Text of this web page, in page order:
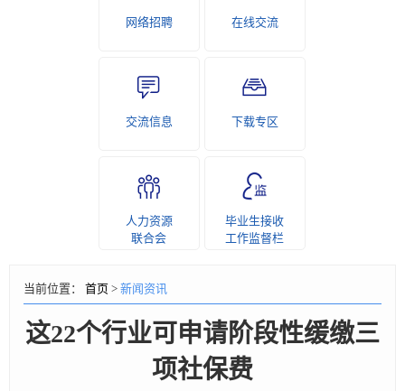
网络招聘 在线交流
交流信息 下载专区
人力资源
联合会
毕业生接收
工作监督栏
当前位置： 首页 > 新闻资讯
这22个行业可申请阶段性缓缴三
项社保费